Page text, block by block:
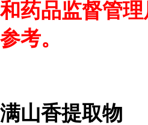
和药品监督管
参考。
满山香提取物